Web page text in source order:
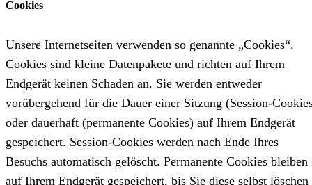
Cookies
Unsere Internetseiten verwenden so genannte „Cookies“.
Cookies sind kleine Datenpakete und richten auf Ihrem
Endgerät keinen Schaden an. Sie werden entweder
vorübergehend für die Dauer einer Sitzung (Session-
oder dauerhaft (permanente Cookies) auf Ihrem Endgerät
gespeichert. Session-Cookies werden nach Ende Ihres
Besuchs automatisch gelöscht. Permanente Cookies bleiben
auf Ihrem Endgerät gespeichert, bis Sie diese selbst löschen